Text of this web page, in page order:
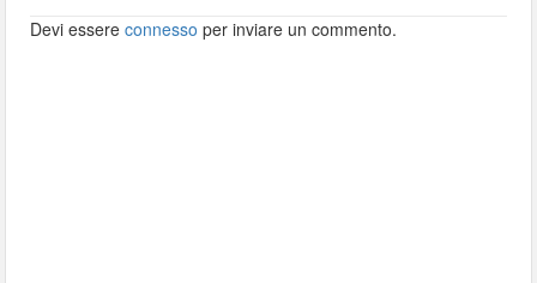
Devi essereconnesso per inviare un commento.